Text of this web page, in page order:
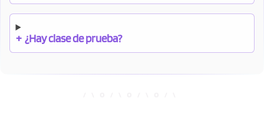
+ ¿Hay clase de prueba?